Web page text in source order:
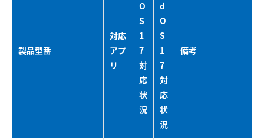
製品型番
対応
アプ
リ
O
S
1
7
対
応
状
況
d
O
S
1
7
対
応
状
況
備考